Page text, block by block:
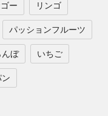
ー リンゴ
パッションフルーツ
んぼ いちご